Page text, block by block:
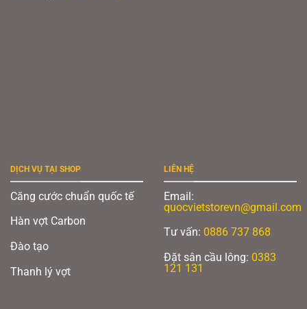
DỊCH VỤ TẠI SHOP
Căng cước chuẩn quốc tế
Hàn vợt Carbon
Đào tạo
Thanh lý vợt
LIÊN HỆ
Email:
quocvietstorevn@gmail.com
Tư vấn: 0886 737 868
Đặt sân cầu lông: 0383
121 131